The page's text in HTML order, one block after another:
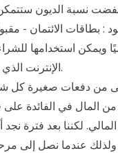
نسبة الديون
: بطاقات الائتمان -
ويمكن استخدامها
الإنترنت الذي يتطلب بطاقة ائتمان.
من دفعات صغيرة كل
من المال في الفائدة
لكننا بعد فترة
عندما نصل إلى